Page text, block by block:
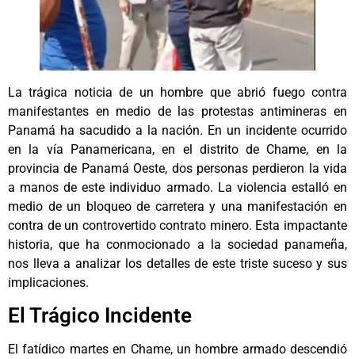
La trágica noticia de un hombre que abrió fuego contra
manifestantes en medio de las protestas antimineras en
Panamá ha sacudido a la nación. En un incidente ocurrido
en la vía Panamericana, en el distrito de Chame, en la
provincia de Panamá Oeste, dos personas perdieron la vida
a manos de este individuo armado. La violencia estalló en
medio de un bloqueo de carretera y una manifestación en
contra de un controvertido contrato minero. Esta impactante
historia, que ha conmocionado a la sociedad panameña,
nos lleva a analizar los detalles de este triste suceso y sus
implicaciones.
El Trágico Incidente
El fatídico martes en Chame, un hombre armado descendió